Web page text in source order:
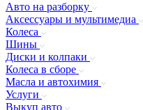
Авто на разборку
Аксессуары и мультимедиа
Колеса
Шины
Диски и колпаки
Колеса в сборе
Масла и автохимия
Услуги
Выкуп авто